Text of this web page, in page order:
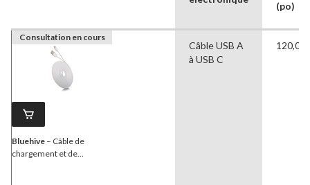
(po)
Consultation en cours
Bluehive – Câble de
chargement et de
Câble USB A
à USB C
120,00